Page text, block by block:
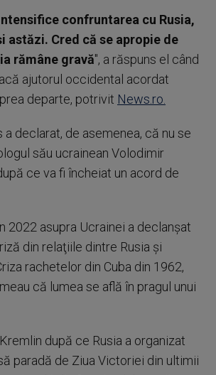
confruntarea cu Rusia,
astăzi. Cred că se apropie de
rămâne gravă", a răspuns el când
ajutorul occidental acordat
departe, potrivit News.ro.
declarat, de asemenea, că nu se
său ucrainean Volodimir
ce va fi încheiat un acord de
2022 asupra Ucrainei a declanşat
din relaţiile dintre Rusia şi
rachetelor din Cuba din 1962,
că lumea se află în pragul unui
după ce Rusia a organizat
paradă de Ziua Victoriei din ultimii